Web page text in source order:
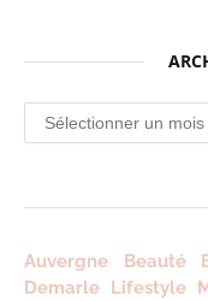
Archives
depuis
Auvergne Beauté
Demarle Lifestyle